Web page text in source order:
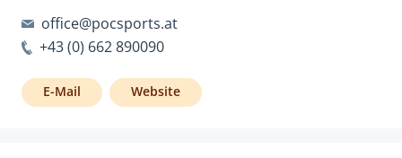
office@pocsports.at
+43 (0) 662 890090
E-Mail Website